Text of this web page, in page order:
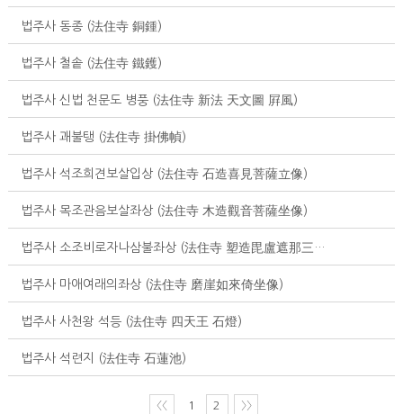
법주사 동종 (法住寺 銅鍾)
법주사 철솥 (法住寺 鐵鑊)
법주사 신법 천문도 병풍 (法住寺 新法 天文圖 屛風)
법주사 괘불탱 (法住寺 掛佛幀)
법주사 석조희견보살입상 (法住寺 石造喜見菩薩立像)
법주사 목조관음보살좌상 (法住寺 木造觀音菩薩坐像)
법주사 소조비로자나삼불좌상 (法住寺 塑造毘盧遮那三佛坐像)
법주사 마애여래의좌상 (法住寺 磨崖如來倚坐像)
법주사 사천왕 석등 (法住寺 四天王 石燈)
법주사 석련지 (法住寺 石蓮池)
〈〈 1 2 〉〉